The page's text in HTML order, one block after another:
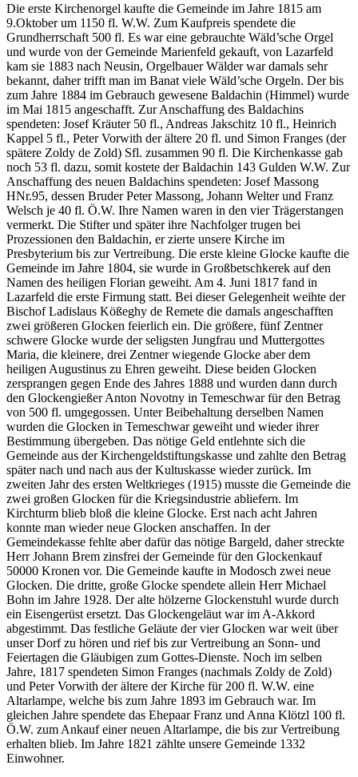
Die erste Kirchenorgel kaufte die Gemeinde im Jahre 1815 am
9.Oktober um 1150 fl. W.W. Zum Kaufpreis spendete die
Grundherrschaft 500 fl. Es war eine gebrauchte Wäld’sche Orgel
und wurde von der Gemeinde Marienfeld gekauft, von Lazarfeld
kam sie 1883 nach Neusin, Orgelbauer Wälder war damals sehr
bekannt, daher trifft man im Banat viele Wäld’sche Orgeln. Der bis
zum Jahre 1884 im Gebrauch gewesene Baldachin (Himmel) wurde
im Mai 1815 angeschafft. Zur Anschaffung des Baldachins
spendeten: Josef Kräuter 50 fl., Andreas Jakschitz 10 fl., Heinrich
Kappel 5 fl., Peter Vorwith der ältere 20 fl. und Simon Franges (der
spätere Zoldy de Zold) Sfl. zusammen 90 fl. Die Kirchenkasse gab
noch 53 fl. dazu, somit kostete der Baldachin 143 Gulden W.W. Zur
Anschaffung des neuen Baldachins spendeten: Josef Massong
HNr.95, dessen Bruder Peter Massong, Johann Welter und Franz
Welsch je 40 fl. Ö.W. Ihre Namen waren in den vier Trägerstangen
vermerkt. Die Stifter und später ihre Nachfolger trugen bei
Prozessionen den Baldachin, er zierte unsere Kirche im
Presbyterium bis zur Vertreibung. Die erste kleine Glocke kaufte die
Gemeinde im Jahre 1804, sie wurde in Großbetschkerek auf den
Namen des heiligen Florian geweiht. Am 4. Juni 1817 fand in
Lazarfeld die erste Firmung statt. Bei dieser Gelegenheit weihte der
Bischof Ladislaus Kößeghy de Remete die damals angeschafften
zwei größeren Glocken feierlich ein. Die größere, fünf Zentner
schwere Glocke wurde der seligsten Jungfrau und Muttergottes
Maria, die kleinere, drei Zentner wiegende Glocke aber dem
heiligen Augustinus zu Ehren geweiht. Diese beiden Glocken
zersprangen gegen Ende des Jahres 1888 und wurden dann durch
den Glockengießer Anton Novotny in Temeschwar für den Betrag
von 500 fl. umgegossen. Unter Beibehaltung derselben Namen
wurden die Glocken in Temeschwar geweiht und wieder ihrer
Bestimmung übergeben. Das nötige Geld entlehnte sich die
Gemeinde aus der Kirchengeldstiftungskasse und zahlte den Betrag
später nach und nach aus der Kultuskasse wieder zurück. Im
zweiten Jahr des ersten Weltkrieges (1915) musste die Gemeinde die
zwei großen Glocken für die Kriegsindustrie abliefern. Im
Kirchturm blieb bloß die kleine Glocke. Erst nach acht Jahren
konnte man wieder neue Glocken anschaffen. In der
Gemeindekasse fehlte aber dafür das nötige Bargeld, daher streckte
Herr Johann Brem zinsfrei der Gemeinde für den Glockenkauf
50000 Kronen vor. Die Gemeinde kaufte in Modosch zwei neue
Glocken. Die dritte, große Glocke spendete allein Herr Michael
Bohn im Jahre 1928. Der alte hölzerne Glockenstuhl wurde durch
ein Eisengerüst ersetzt. Das Glockengeläut war im A-Akkord
abgestimmt. Das festliche Geläute der vier Glocken war weit über
unser Dorf zu hören und rief bis zur Vertreibung an Sonn- und
Feiertagen die Gläubigen zum Gottes-Dienste. Noch im selben
Jahre, 1817 spendeten Simon Franges (nachmals Zoldy de Zold)
und Peter Vorwith der ältere der Kirche für 200 fl. W.W. eine
Altarlampe, welche bis zum Jahre 1893 im Gebrauch war. Im
gleichen Jahre spendete das Ehepaar Franz und Anna Klötzl 100 fl.
Ö.W. zum Ankauf einer neuen Altarlampe, die bis zur Vertreibung
erhalten blieb. Im Jahre 1821 zählte unsere Gemeinde 1332
Einwohner.